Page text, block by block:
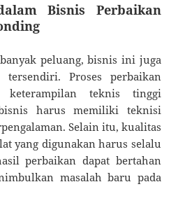
Bisnis Perbaikan
peluang, bisnis ini juga
Proses perbaikan
keterampilan teknis tinggi
harus memiliki teknisi
Selain itu, kualitas
yang digunakan harus selalu
perbaikan dapat bertahan
masalah baru pada